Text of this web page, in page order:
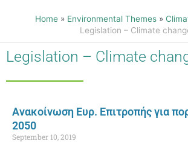
Home Environmental Themes
Legislation – Climate
Legislation – Climate
Ανακοίνωση Ευρ. Επιτροπής για
2050
September 10, 2019